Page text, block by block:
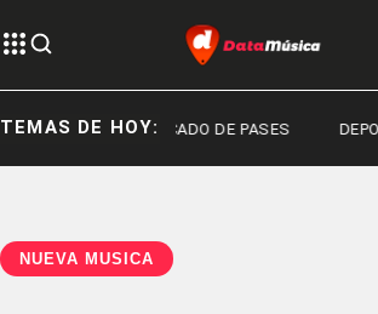
TEMAS DE HOY:MERCADO DE PASES DEPORTES
NUEVA MÚSICA